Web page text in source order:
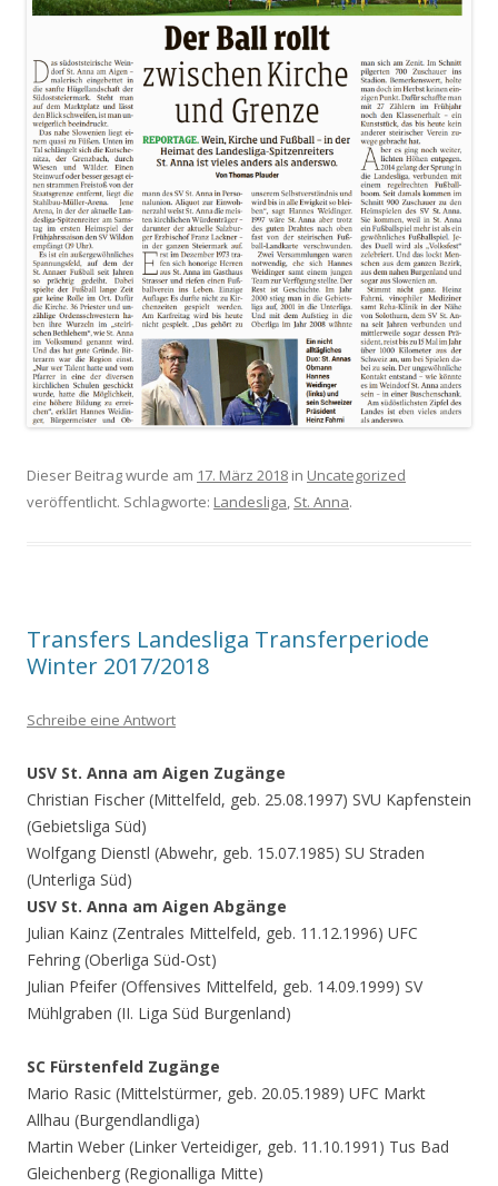
Dieser Beitrag wurde am 17. März 2018 in Uncategorized
veröffentlicht. Schlagworte: Landesliga, St. Anna.
Transfers Landesliga Transferperiode
Winter 2017/2018
Schreibe eine Antwort
USV St. Anna am Aigen Zugänge
Christian Fischer (Mittelfeld, geb. 25.08.1997) SVU Kapfenstein
(Gebietsliga Süd)
Wolfgang Dienstl (Abwehr, geb. 15.07.1985) SU Straden
(Unterliga Süd)
USV St. Anna am Aigen Abgänge
Julian Kainz (Zentrales Mittelfeld, geb. 11.12.1996) UFC
Fehring (Oberliga Süd-Ost)
Julian Pfeifer (Offensives Mittelfeld, geb. 14.09.1999) SV
Mühlgraben (II. Liga Süd Burgenland)
SC Fürstenfeld Zugänge
Mario Rasic (Mittelstürmer, geb. 20.05.1989) UFC Markt
Allhau (Burgendlandliga)
Martin Weber (Linker Verteidiger, geb. 11.10.1991) Tus Bad
Gleichenberg (Regionalliga Mitte)